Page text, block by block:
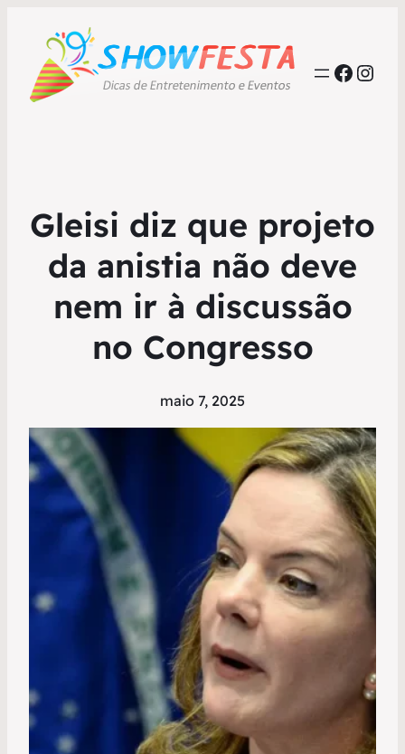
Gleisi diz que projeto
da anistia não deve
nem ir à discussão
no Congresso
maio 7, 2025